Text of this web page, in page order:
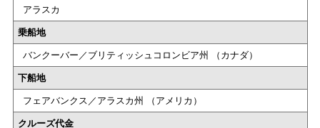
アラスカ
乗船地
バンクーバー／ブリティッシュコロンビア州 （カナダ）
下船地
フェアバンクス／アラスカ州 （アメリカ）
クルーズ代金